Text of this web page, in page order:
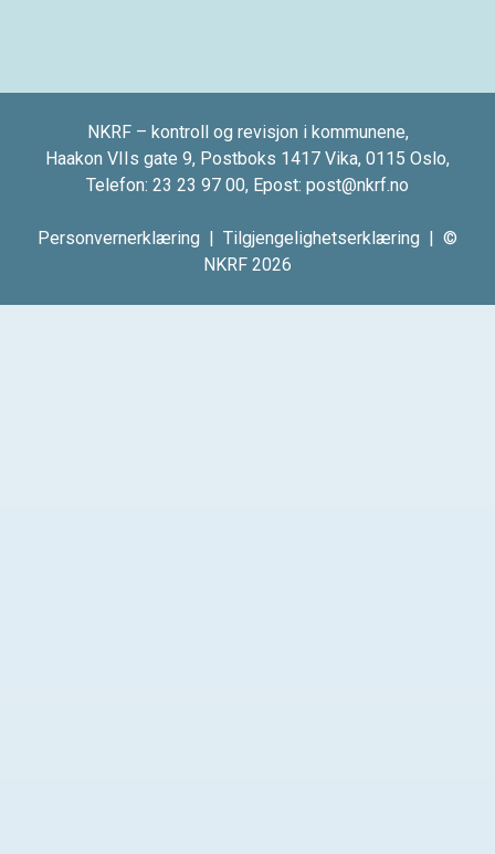
NKRF – kontroll og revisjon i kommunene,
Haakon VIIs gate 9, Postboks 1417 Vika, 0115 Oslo,
Telefon: 23 23 97 00, Epost: post@nkrf.no
Personvernerklæring | Tilgjengelighetserklæring | ©
NKRF 2026